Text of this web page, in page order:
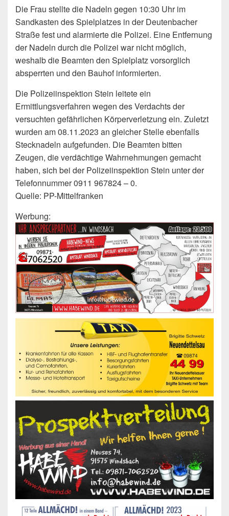
Die Frau stellte die Nadeln gegen 10:30 Uhr im
Sandkasten des Spielplatzes in der Deutenbacher
Straße fest und alarmierte die Polizei. Eine Entfernung
der Nadeln durch die Polizei war nicht möglich,
weshalb die Beamten den Spielplatz vorsorglich
absperrten und den Bauhof informierten.
Die Polizeiinspektion Stein leitete ein
Ermittlungsverfahren wegen des Verdachts der
versuchten gefährlichen Körperverletzung ein. Zuletzt
wurden am 08.11.2023 an gleicher Stelle ebenfalls
Stecknadeln aufgefunden. Die Beamten bitten
Zeugen, die verdächtige Wahrnehmungen gemacht
haben, sich bei der Polizeiinspektion Stein unter der
Telefonnummer 0911 967824 – 0.
Quelle: PP-Mittelfranken
Werbung: